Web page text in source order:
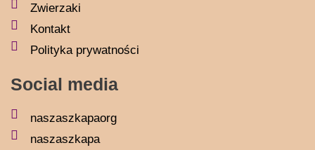
Zwierzaki
Kontakt
Polityka prywatności
Social media
naszaszkapaorg
naszaszkapa